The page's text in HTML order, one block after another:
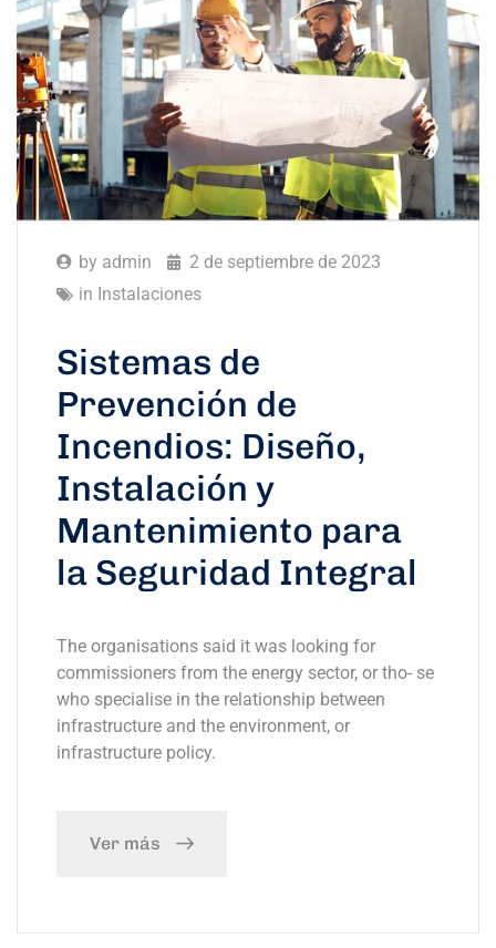
by admin
2 de septiembre de 2023
in Instalaciones
Sistemas de
Prevención de
Incendios: Diseño,
Instalación y
Mantenimiento para
la Seguridad Integral
The organisations said it was looking for
commissioners from the energy sector, or tho- se
who specialise in the relationship between
infrastructure and the environment, or
infrastructure policy.
Ver más